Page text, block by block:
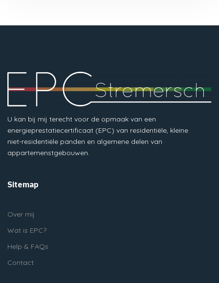
U kan bij mij terecht voor de opmaak van een
energieprestatiecertificaat (EPC) van residentiële, kleine
niet-residentiële panden en algemene delen van
appartemenstgebouwen.
Sitemap
Over mij
Wat is EPC?
Help & FAQs
Contact